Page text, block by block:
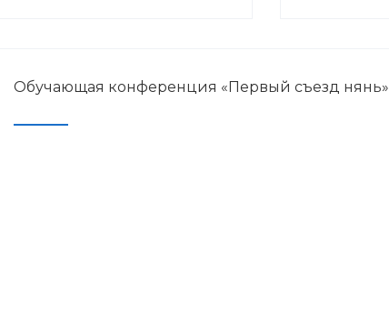
Обучающая конференция «Первый съезд нянь»